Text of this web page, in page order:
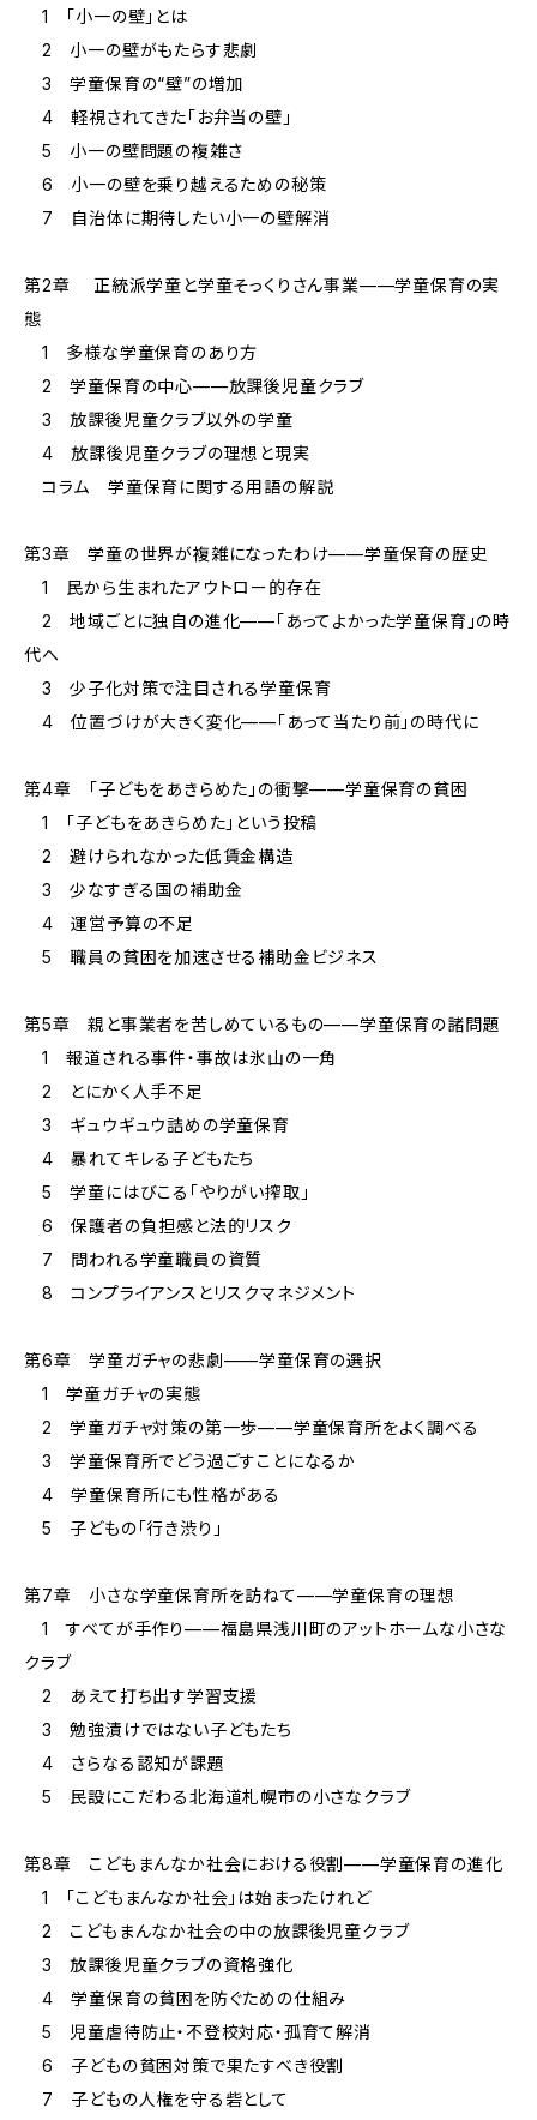
1 「小一の壁」とは
2 小一の壁がもたらす悲劇
3 学童保育の“壁”の増加
4 軽視されてきた「お弁当の壁」
5 小一の壁問題の複雑さ
6 小一の壁を乗り越えるための秘策
7 自治体に期待したい小一の壁解消
第2章 正統派学童と学童そっくりさん事業——学童保育の実
態
1 多様な学童保育のあり方
2 学童保育の中心——放課後児童クラブ
3 放課後児童クラブ以外の学童
4 放課後児童クラブの理想と現実
コラム 学童保育に関する用語の解説
第3章 学童の世界が複雑になったわけ——学童保育の歴史
1 民から生まれたアウトロー的存在
2 地域ごとに独自の進化——「あってよかった学童保育」の時
代へ
3 少子化対策で注目される学童保育
4 位置づけが大きく変化——「あって当たり前」の時代に
第4章 「子どもをあきらめた」の衝撃——学童保育の貧困
1 「子どもをあきらめた」という投稿
2 避けられなかった低賃金構造
3 少なすぎる国の補助金
4 運営予算の不足
5 職員の貧困を加速させる補助金ビジネス
第5章 親と事業者を苦しめているもの——学童保育の諸問題
1 報道される事件・事故は氷山の一角
2 とにかく人手不足
3 ギュウギュウ詰めの学童保育
4 暴れてキレる子どもたち
5 学童にはびこる「やりがい搾取」
6 保護者の負担感と法的リスク
7 問われる学童職員の資質
8 コンプライアンスとリスクマネジメント
第6章 学童ガチャの悲劇——学童保育の選択
1 学童ガチャの実態
2 学童ガチャ対策の第一歩——学童保育所をよく調べる
3 学童保育所でどう過ごすことになるか
4 学童保育所にも性格がある
5 子どもの「行き渋り」
第7章 小さな学童保育所を訪ねて——学童保育の理想
1 すべてが手作り——福島県浅川町のアットホームな小さな
クラブ
2 あえて打ち出す学習支援
3 勉強漬けではない子どもたち
4 さらなる認知が課題
5 民設にこだわる北海道札幌市の小さなクラブ
第8章 こどもまんなか社会における役割——学童保育の進化
1 「こどもまんなか社会」は始まったけれど
2 こどもまんなか社会の中の放課後児童クラブ
3 放課後児童クラブの資格強化
4 学童保育の貧困を防ぐための仕組み
5 児童虐待防止・不登校対応・孤育て解消
6 子どもの貧困対策で果たすべき役割
7 子どもの人権を守る砦として